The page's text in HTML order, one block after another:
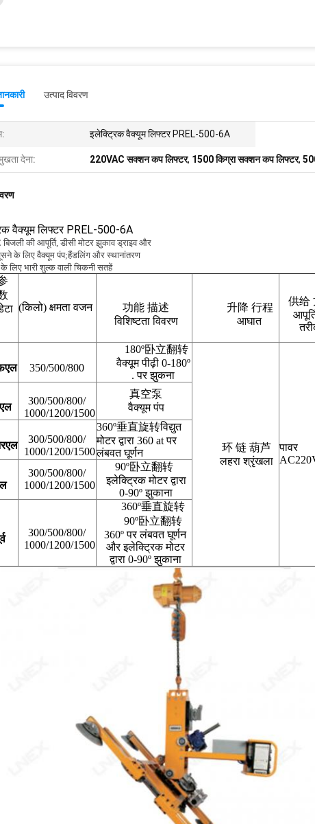
उत्पाद विवरण
इलेक्ट्रिक वैक्यूम लिफ्टर PREL-500-6A
देना: 220VAC सक्शन कप लिफ्टर, 1500 किग्रा सक्शन कप लिफ्टर,
वैक्यूम लिफ्टर PREL-500-6A
की आपूर्ति, डीसी मोटर झुकाव ड्राइव और
के लिए वैक्यूम पंप;हैंडलिंग और स्थानांतरण
लिए भारी शुल्क वाली चिकनी सतहें
(किलो) क्षमता वजन
功能 描述
विशिष्टता विवरण
升降 行程
आघात
供给
350/500/800
180º卧立翻转
वैक्यूम पीढ़ी 0-180º
. पर झुकना
环 链 葫芦
लहरा श्रृंखला
पावर
300/500/800/
1000/1200/1500
真空泵
वैक्यूम पंप
300/500/800/
1000/1200/1500
360º垂直旋转विद्युत
मोटर द्वारा 360 at पर
लंबवत घूर्णन
300/500/800/
1000/1200/1500
90º卧立翻转
इलेक्ट्रिक मोटर द्वारा
0-90º झुकाना
300/500/800/
1000/1200/1500
360º垂直旋转
90º卧立翻转
360º पर लंबवत घूर्णन
और इलेक्ट्रिक मोटर
द्वारा 0-90º झुकाना